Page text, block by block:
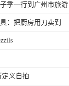
？
季一行到广州市旅游
：把厨房用刀卖到
义自拍